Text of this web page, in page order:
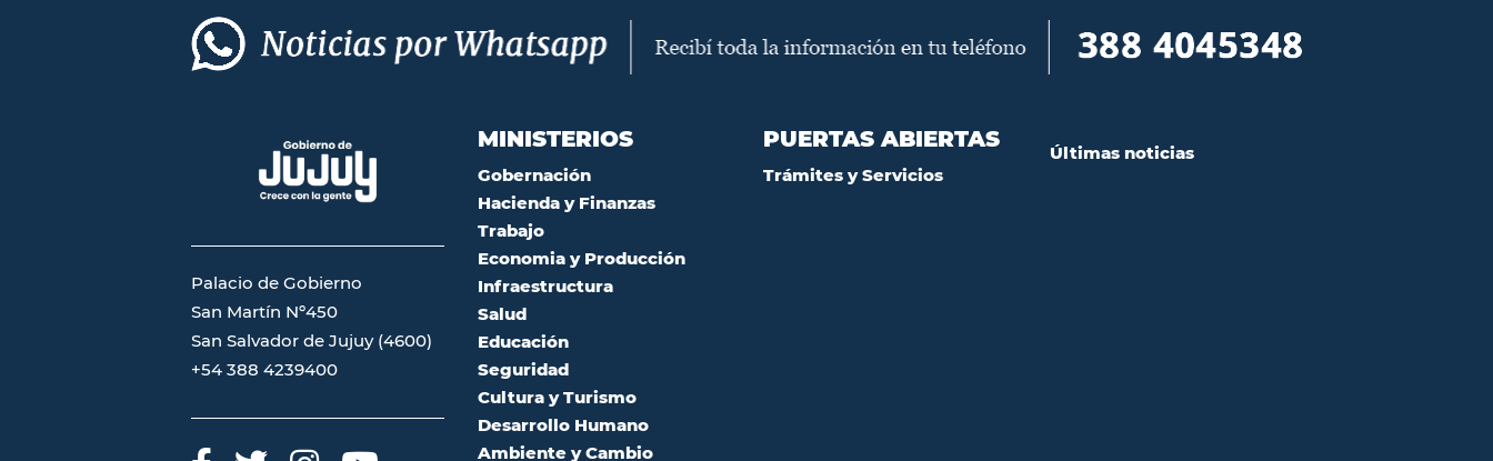
Palacio de Gobierno
San Martín Nº450
San Salvador de Jujuy (4600)
+54 388 4239400
MINISTERIOS
Gobernación
Hacienda y Finanzas
Trabajo
Economia y Producción
Infraestructura
Salud
Educación
Seguridad
Cultura y Turismo
Desarrollo Humano
Ambiente y Cambio
PUERTAS ABIERTAS
Trámites y Servicios
Últimas noticias